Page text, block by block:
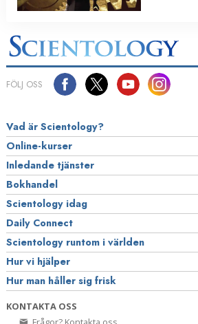
FÖLJ OSS
Vad är Scientology?
Online-kurser
Inledande tjänster
Bokhandel
Scientology idag
Daily Connect
Scientology runtom i världen
Hur vi hjälper
Hur man håller sig frisk
KONTAKTA OSS